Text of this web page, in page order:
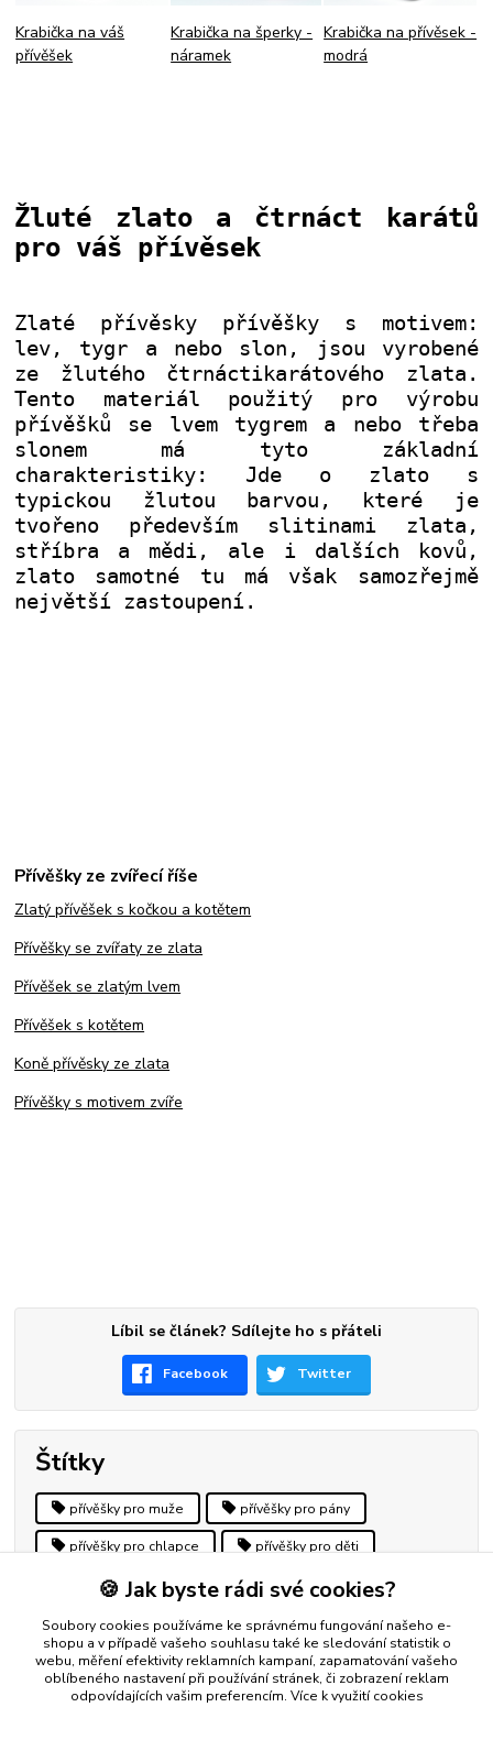
Krabička na váš
přívěšek
Krabička na šperky -
náramek
Krabička na přívěsek -
modrá
Žluté zlato a čtrnáct karátů
pro váš přívěsek
Zlaté přívěsky přívěšky s motivem:
lev, tygr a nebo slon, jsou vyrobené
ze žlutého čtrnáctikarátového zlata.
Tento materiál použitý pro výrobu
přívěšků se lvem tygrem a nebo třeba
slonem má tyto základní
charakteristiky: Jde o zlato s
typickou žlutou barvou, které je
tvořeno především slitinami zlata,
stříbra a mědi, ale i dalších kovů,
zlato samotné tu má však samozřejmě
největší zastoupení.
Přívěšky ze zvířecí říše
Zlatý přívěšek s kočkou a kotětem
Přívěšky se zvířaty ze zlata
Přívěšek se zlatým lvem
Přívěšek s kotětem
Koně přívěsky ze zlata
Přívěšky s motivem zvíře
Líbil se článek? Sdílejte ho s přáteli
Facebook Twitter
Štítky
přívěšky pro muže přívěšky pro pány
přívěšky pro chlapce přívěšky pro děti
přívěšky zvíře přívěšky zvěrokruh
přívěšky zvířecím motiv
🍪 Jak byste rádi své cookies?
Soubory cookies používáme ke správnému fungování našeho e-
shopu a v případě vašeho souhlasu také ke sledování statistik o
webu, měření efektivity reklamních kampaní, zapamatování vašeho
oblíbeného nastavení při používání stránek, či zobrazení reklam
odpovídajících vašim preferencím. Více k využití cookies